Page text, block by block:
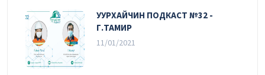
УУРХАЙЧИН ПОДКАСТ №32 -
Г.ТАМИР
11/01/2021